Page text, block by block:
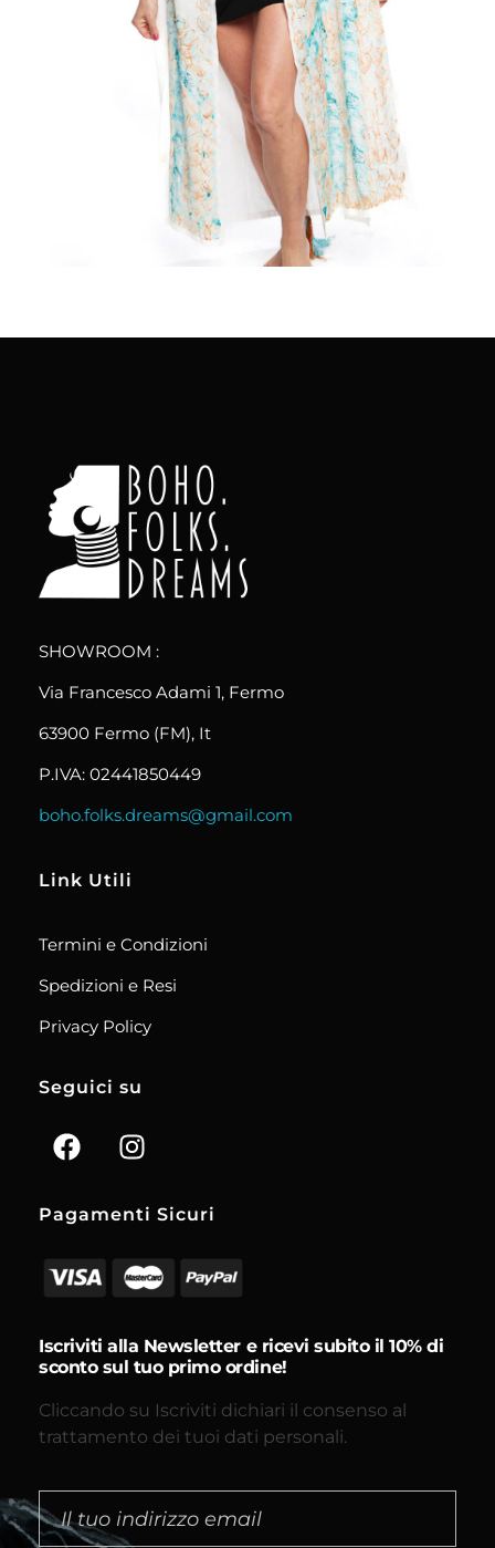
€ 75.00
Aggiungi
al carrello
SHOWROOM :
Via Francesco Adami 1, Fermo
63900 Fermo (FM), It
P.IVA: 02441850449
boho.folks.dreams@gmail.com
Link Utili
Termini e Condizioni
Spedizioni e Resi
Privacy Policy
Seguici su
Pagamenti Sicuri
Iscriviti alla Newsletter e ricevi subito il 10% di
sconto sul tuo primo ordine!
Cliccando su Iscriviti dichiari il consenso al
trattamento dei tuoi dati personali.